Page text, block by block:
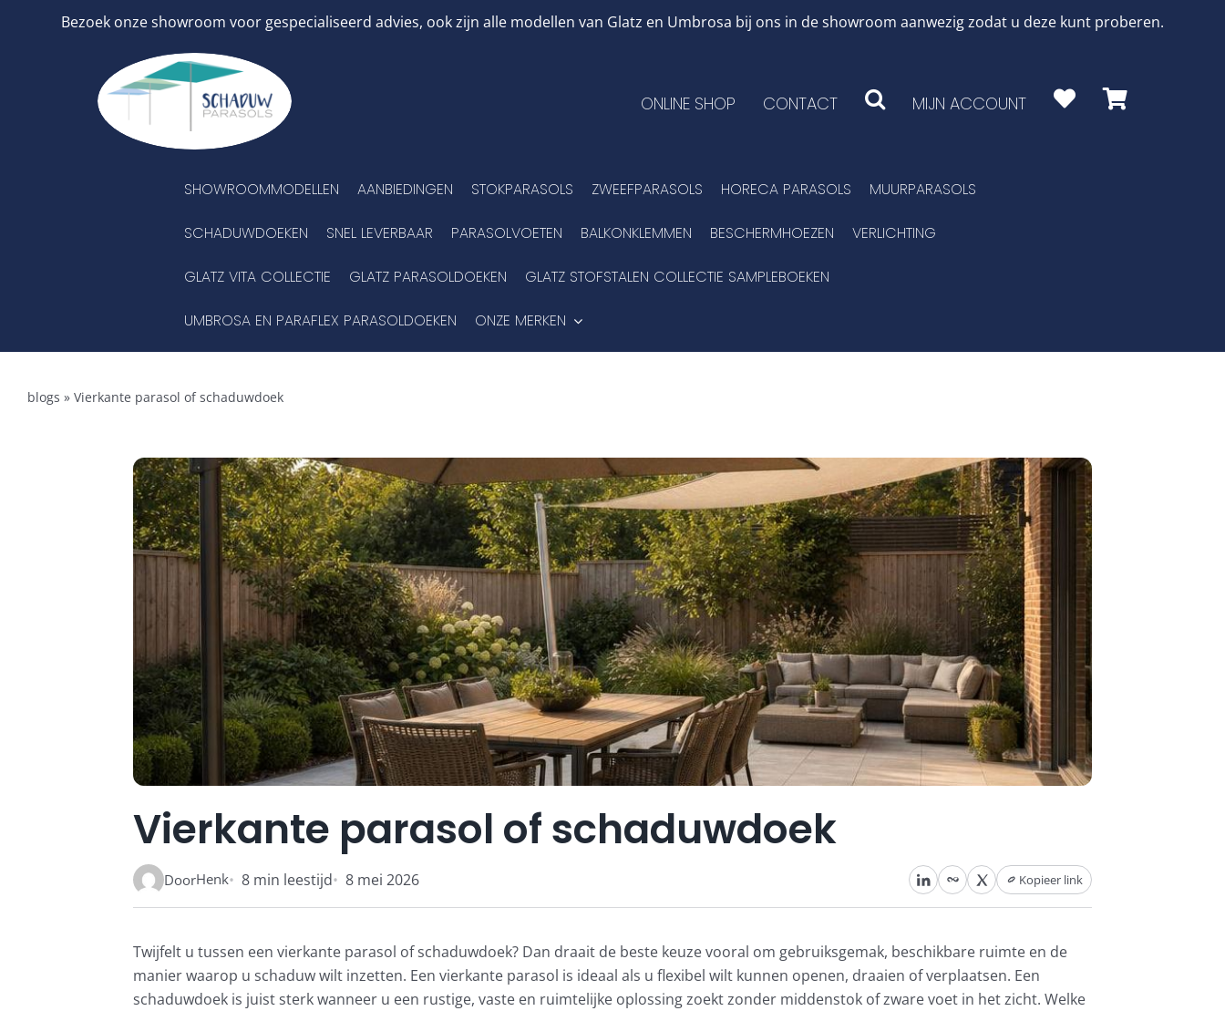
Bezoek onze showroom voor gespecialiseerd advies, ook zijn alle modellen van Glatz en Umbrosa bij ons in de showroom aanwezig zodat u deze kunt proberen.
ONLINE SHOP CONTACT MIJN ACCOUNT
SHOWROOMMODELLEN AANBIEDINGEN STOKPARASOLS ZWEEFPARASOLS HORECA PARASOLS MUURPARASOLS
SCHADUWDOEKEN SNEL LEVERBAAR PARASOLVOETEN BALKONKLEMMEN BESCHERMHOEZEN VERLICHTING
GLATZ VITA COLLECTIE GLATZ PARASOLDOEKEN GLATZ STOFSTALEN COLLECTIE SAMPLEBOEKEN
UMBROSA EN PARAFLEX PARASOLDOEKEN ONZE MERKEN
blogs » Vierkante parasol of schaduwdoek
Vierkante parasol of schaduwdoek
DoorHenk 8 min leestijd 8 mei 2026 Kopieer link
Twijfelt u tussen een vierkante parasol of schaduwdoek? Dan draait de beste keuze vooral om gebruiksgemak, beschikbare ruimte en de
manier waarop u schaduw wilt inzetten. Een vierkante parasol is ideaal als u flexibel wilt kunnen openen, draaien of verplaatsen. Een
schaduwdoek is juist sterk wanneer u een rustige, vaste en ruimtelijke oplossing zoekt zonder middenstok of zware voet in het zicht. Welke